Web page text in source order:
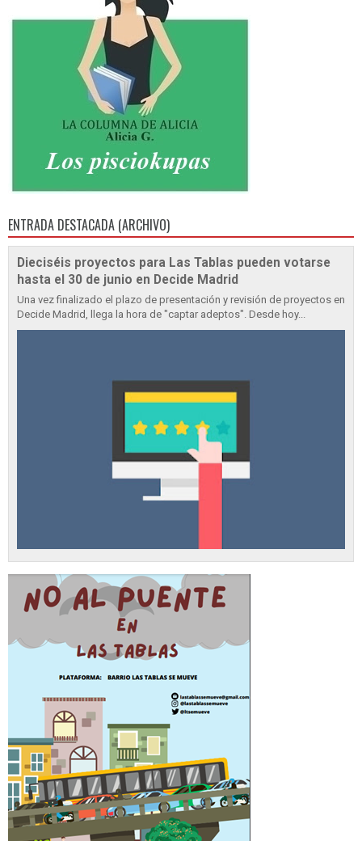
ENTRADA DESTACADA (ARCHIVO)
Dieciséis proyectos para Las Tablas pueden votarse
hasta el 30 de junio en Decide Madrid
Una vez finalizado el plazo de presentación y revisión de proyectos en
Decide Madrid, llega la hora de "captar adeptos". Desde hoy...